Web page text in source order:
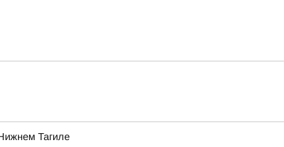
Тагиле